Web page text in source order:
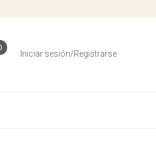
Iniciar sesión/Registrarse